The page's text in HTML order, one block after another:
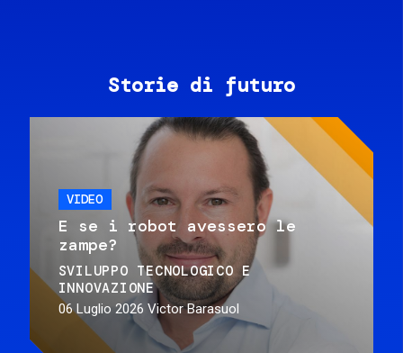
Storie di futuro
VIDEO
E se i robot avessero le
zampe?
SVILUPPO TECNOLOGICO E
INNOVAZIONE
06 Luglio 2026 Victor Barasuol